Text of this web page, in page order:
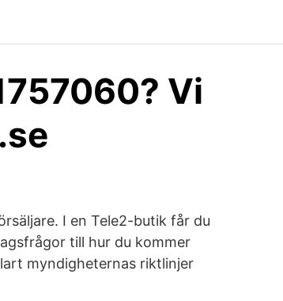
Vi
I en Tele2-butik får du
till hur du kommer
myndigheternas riktlinjer